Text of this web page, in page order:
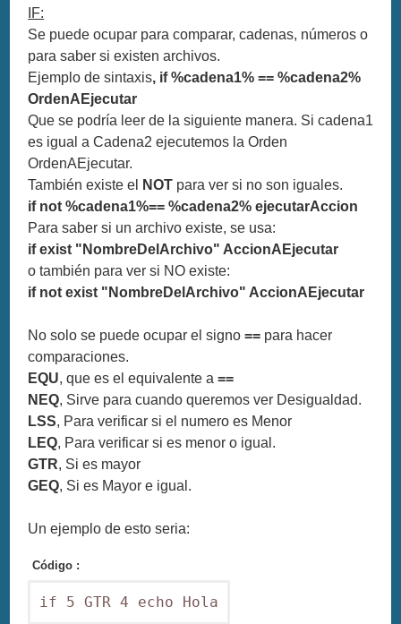
IF:
Se puede ocupar para comparar, cadenas, números o
para saber si existen archivos.
Ejemplo de sintaxis, if %cadena1% == %cadena2%
OrdenAEjecutar
Que se podría leer de la siguiente manera. Si cadena1
es igual a Cadena2 ejecutemos la Orden
OrdenAEjecutar.
También existe el
NOT para ver si no son iguales.
if not %cadena1%== %cadena2% ejecutarAccion
Para saber si un archivo existe, se usa:
if exist "NombreDelArchivo" AccionAEjecutar
o también para ver si NO existe:
if not exist "NombreDelArchivo" AccionAEjecutar
No solo se puede ocupar el signo== para hacer
comparaciones.
EQU, que es el equivalente a==
NEQ, Sirve para cuando queremos ver Desigualdad.
LSS, Para verificar si el numero es Menor
LEQ, Para verificar si es menor o igual.
GTR, Si es mayor
GEQ, Si es Mayor e igual.
Un ejemplo de esto seria:
Código :
if 5 GTR 4 echo Hola